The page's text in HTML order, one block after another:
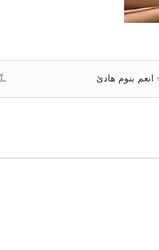
انعم بنوم هادئ